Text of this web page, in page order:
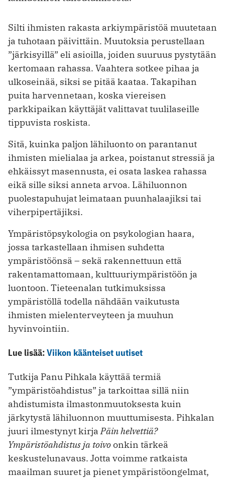
Silti ihmisten rakasta arkiympäristöä muutetaan
ja tuhotaan päivittäin. Muutoksia perustellaan
”järkisyillä” eli asioilla, joiden suuruus pystytään
kertomaan rahassa. Vaahtera sotkee pihaa ja
ulkoseinää, siksi se pitää kaataa. Takapihan
puita harvennetaan, koska viereisen
parkkipaikan käyttäjät valittavat tuulilaseille
tippuvista roskista.
Sitä, kuinka paljon lähiluonto on parantanut
ihmisten mielialaa ja arkea, poistanut stressiä ja
ehkäissyt masennusta, ei osata laskea rahassa
eikä sille siksi anneta arvoa. Lähiluonnon
puolestapuhujat leimataan puunhalaajiksi tai
viherpipertäjiksi.
Ympäristöpsykologia on psykologian haara,
jossa tarkastellaan ihmisen suhdetta
ympäristöönsä – sekä rakennettuun että
rakentamattomaan, kulttuuriympäristöön ja
luontoon. Tieteenalan tutkimuksissa
ympäristöllä todella nähdään vaikutusta
ihmisten mielenterveyteen ja muuhun
hyvinvointiin.
Lue lisää:Viikon käänteiset uutiset
Tutkija Panu Pihkala käyttää termiä
”ympäristöahdistus” ja tarkoittaa sillä niin
ahdistumista ilmastonmuutoksesta kuin
järkytystä lähiluonnon muuttumisesta. Pihkalan
juuri ilmestynyt kirjaPäin helvettiä?
Ympäristöahdistus ja toivoonkin tärkeä
keskustelunavaus. Jotta voimme ratkaista
maailman suuret ja pienet ympäristöongelmat,